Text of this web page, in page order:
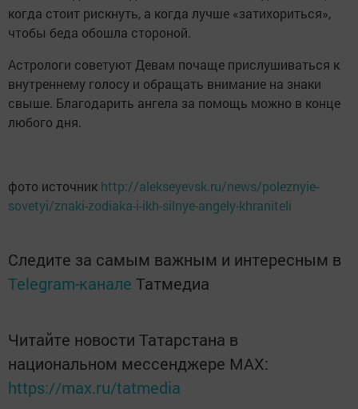
когда стоит рискнуть, а когда лучше «затихориться»,
чтобы беда обошла стороной.
Астрологи советуют Девам почаще прислушиваться к
внутреннему голосу и обращать внимание на знаки
свыше. Благодарить ангела за помощь можно в конце
любого дня.
фото источник http://alekseyevsk.ru/news/poleznyie-
sovetyi/znaki-zodiaka-i-ikh-silnye-angely-khraniteli
Следите за самым важным и интересным в
Telegram-канале Татмедиа
Читайте новости Татарстана в
национальном мессенджере MАХ:
https://max.ru/tatmedia